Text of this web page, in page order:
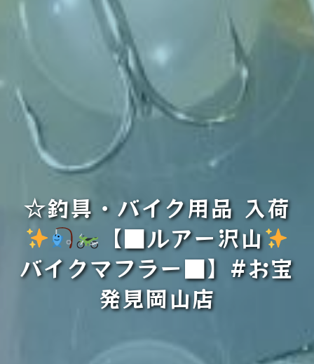
☆釣具・バイク用品 入荷
【■ルアー沢山
バイクマフラー■】#お宝
発見岡山店